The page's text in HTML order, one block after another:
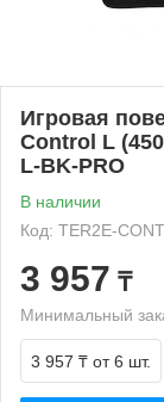
Игровая
Control L
L-BK-PRO
В наличии
Код: TER2E-
3 957 ₸
Минимальный
3 957 ₸ от 6 шт.